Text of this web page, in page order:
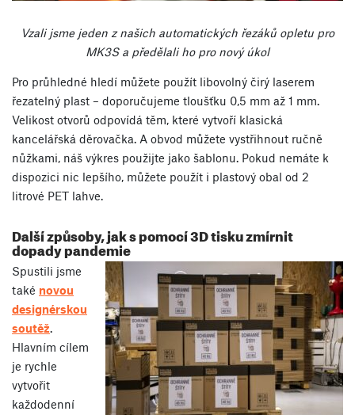
Vzali jsme jeden z našich automatických řezáků opletu pro
MK3S a předělali ho pro nový úkol
Pro průhledné hledí můžete použít libovolný čirý laserem
řezatelný plast – doporučujeme tloušťku 0,5 mm až 1 mm.
Velikost otvorů odpovídá těm, které vytvoří klasická
kancelářská děrovačka. A obvod můžete vystřihnout ručně
nůžkami, náš výkres použijte jako šablonu. Pokud nemáte k
dispozici nic lepšího, můžete použít i plastový obal od 2
litrové PET lahve.
Další způsoby, jak s pomocí 3D tisku zmírnit
dopady pandemie
Spustili jsme
také novou
designérskou
soutěž.
Hlavním cílem
je rychle
vytvořit
každodenní